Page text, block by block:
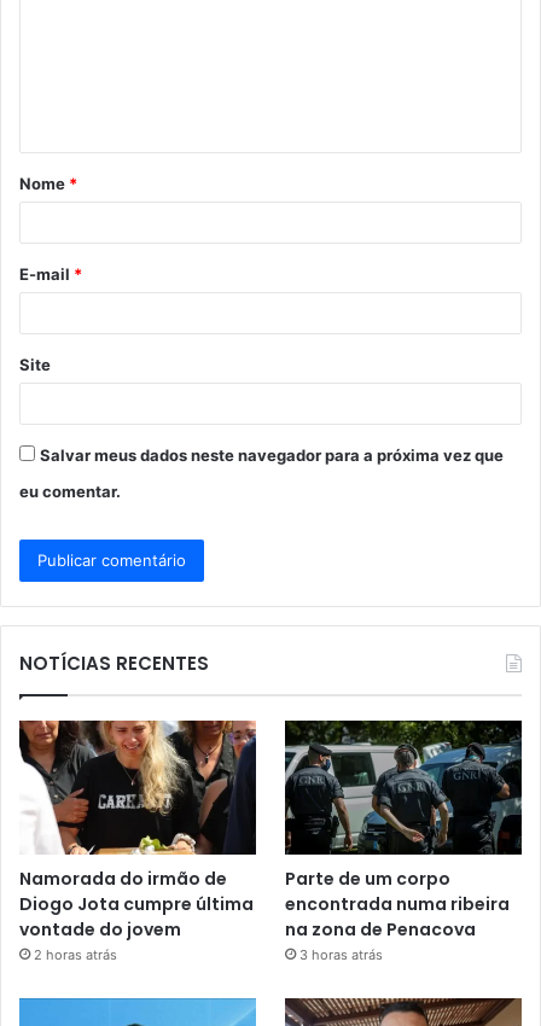
á
r
*
Nome *
E-mail *
Site
Salvar meus dados neste navegador para a próxima vez que
eu comentar.
NOTÍCIAS RECENTES
Namorada do irmão de
Diogo Jota cumpre última
vontade do jovem
2 horas atrás
Parte de um corpo
encontrada numa ribeira
na zona de Penacova
3 horas atrás